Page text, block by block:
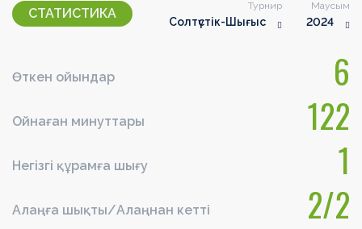
СТАТИСТИКА Турнир
Солтүстік-Шығыс
Маусым
2024
Өткен ойындар 6
Ойнаған минуттары 122
Негізгі құрамға шығу 1
Алаңға шықты/Алаңнан кетті 2/2